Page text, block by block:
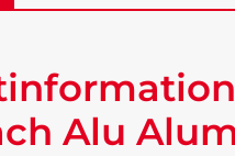
Alu